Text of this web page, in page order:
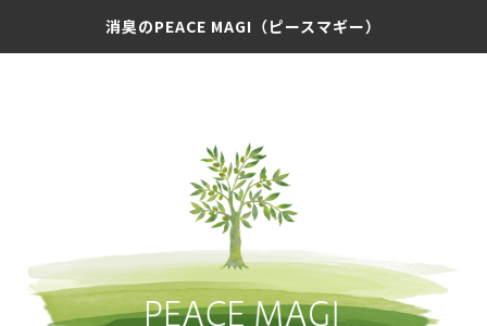
消臭のPEACE MAGI（ピースマギー）